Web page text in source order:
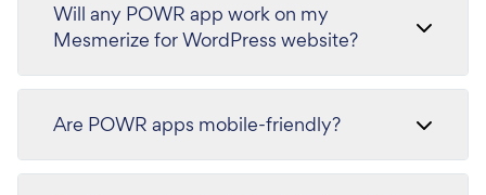
Will any POWR app work on my
Mesmerize for WordPress website?
Are POWR apps mobile-friendly?